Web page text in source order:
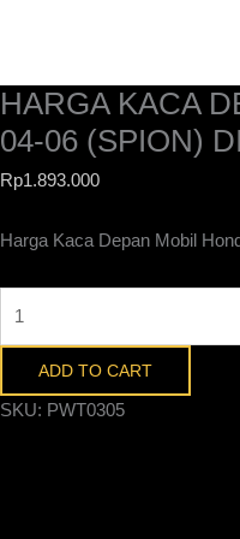
HARGA KACA
04-06 (SPION)
Rp1.893.000
Harga Kaca Depan Mobil
Mobil
Honda
Stream
04-
(Spion)
ADD TO CART
SKU: PWT0305